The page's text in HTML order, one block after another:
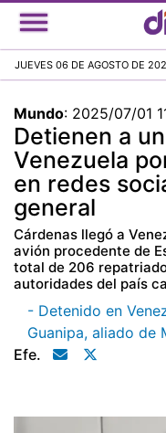
JUEVES 06 DE AGOSTO DE
Mundo: 2025/07/01
Detienen a
Venezuela
en redes
general
Cárdenas llegó a
avión procedente de
total de 206
autoridades del país
- Detenido en
Guanipa, aliado de
Efe.